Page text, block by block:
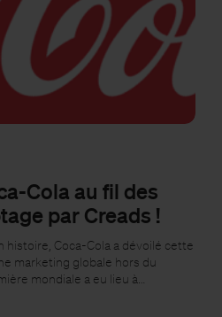
Cola au fil des
par Creads !
histoire, Coca-Cola a dévoilé cette
marketing globale hors du
mondiale a eu lieu à…